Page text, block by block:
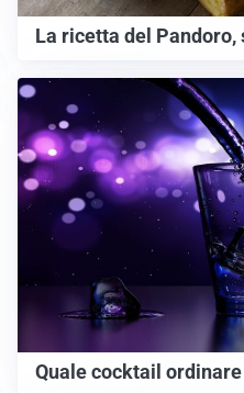
La ricetta del
Quale cocktail